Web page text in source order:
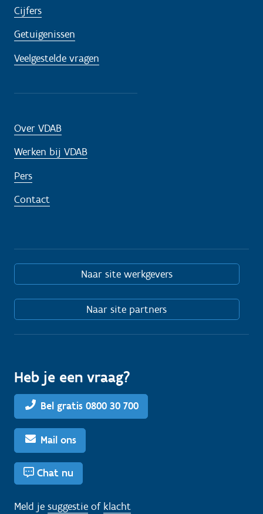
Cijfers
Getuigenissen
Veelgestelde vragen
Over VDAB
Werken bij VDAB
Pers
Contact
Naar site werkgevers
Naar site partners
Heb je een vraag?
Bel gratis 0800 30 700
Mail ons
Chat nu
Meld je suggestie of klacht